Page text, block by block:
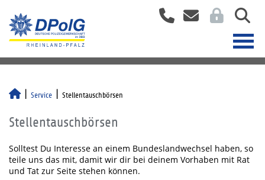
Service Stellentauschbörsen
Stellentauschbörsen
Solltest Du Interesse an einem Bundeslandwechsel haben, so
teile uns das mit, damit wir dir bei deinem Vorhaben mit Rat
und Tat zur Seite stehen können.